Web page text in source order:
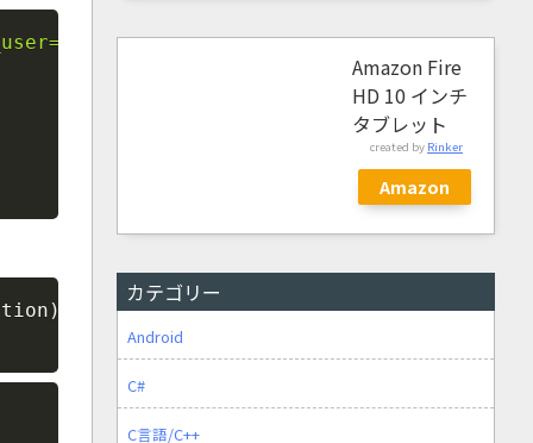
, connection) {
Copy
)
Copy
Amazon Fire
HD 10 インチ
タブレット
created by Rinker
Amazon
カテゴリー
Android
C#
C言語/C++